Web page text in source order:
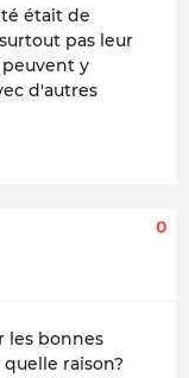
était de
pas leur
y
d'autres
0
les bonnes
raison?